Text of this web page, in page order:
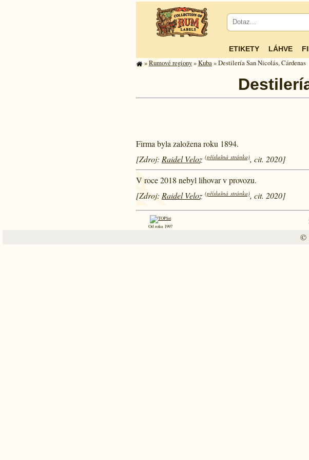
ETIKETY LÁHVE
»Rumové regiony»Kuba» Destilería San Nicolás, Cárdenas
Firma byla založena roku 1894.
[Zdroj: Raidel Veloz (příslušná stránka), cit. 2020]
V roce 2018 nebyl lihovar v provozu.
[Zdroj: Raidel Veloz (příslušná stránka), cit. 2020]
Od roku 1997
©